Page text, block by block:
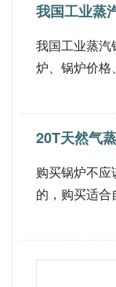
我国工业蒸
我国工业蒸汽
炉、锅炉价格
20T天然气
购买锅炉不
的，购买适